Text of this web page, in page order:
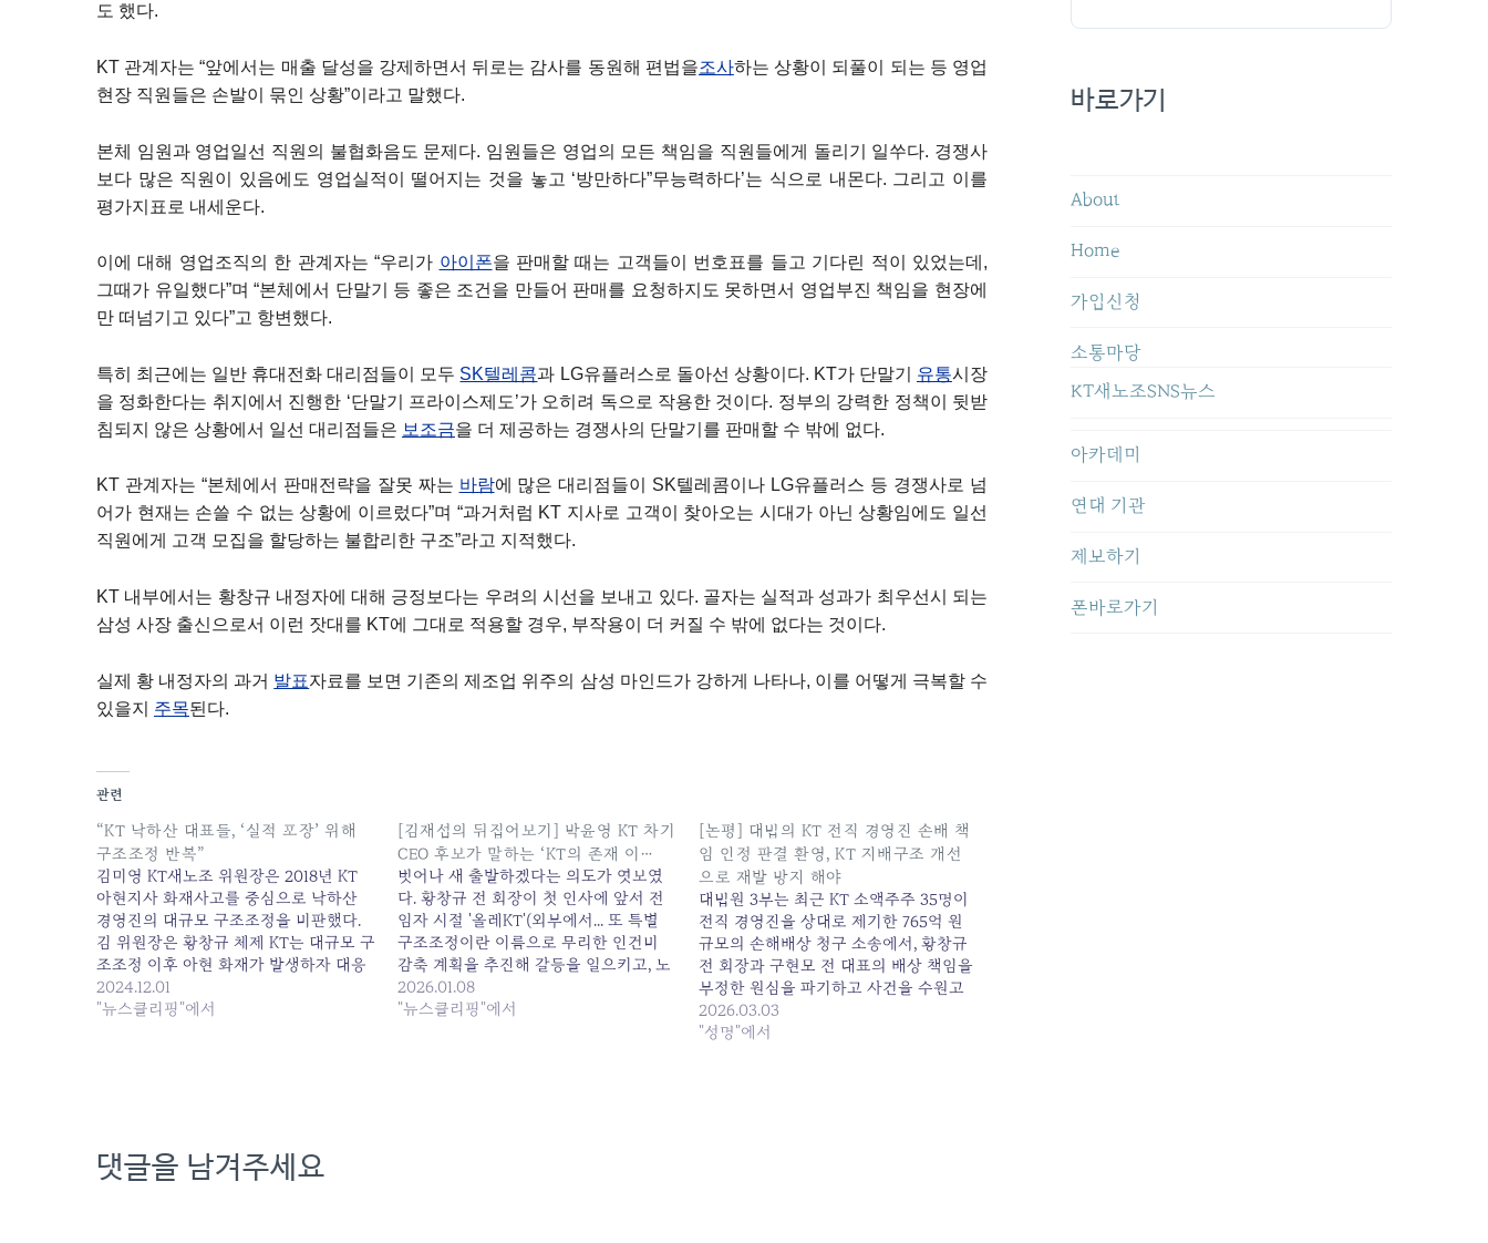
도 했다.
KT 관계자는 “앞에서는 매출 달성을 강제하면서 뒤로는 감사를 동원해 편법을조사하는 상황이 되풀이 되는 등 영업
현장 직원들은 손발이 묶인 상황”이라고 말했다.
본체 임원과 영업일선 직원의 불협화음도 문제다. 임원들은 영업의 모든 책임을 직원들에게 돌리기 일쑤다. 경쟁사
보다 많은 직원이 있음에도 영업실적이 떨어지는 것을 놓고 ‘방만하다”무능력하다’는 식으로 내몬다. 그리고 이를
평가지표로 내세운다.
이에 대해 영업조직의 한 관계자는 “우리가 아이폰을 판매할 때는 고객들이 번호표를 들고 기다린 적이 있었는데,
그때가 유일했다”며 “본체에서 단말기 등 좋은 조건을 만들어 판매를 요청하지도 못하면서 영업부진 책임을 현장에
만 떠넘기고 있다”고 항변했다.
특히 최근에는 일반 휴대전화 대리점들이 모두 SK텔레콤과 LG유플러스로 돌아선 상황이다. KT가 단말기 유통시장
을 정화한다는 취지에서 진행한 ‘단말기 프라이스제도’가 오히려 독으로 작용한 것이다. 정부의 강력한 정책이 뒷받
침되지 않은 상황에서 일선 대리점들은 보조금을 더 제공하는 경쟁사의 단말기를 판매할 수 밖에 없다.
KT 관계자는 “본체에서 판매전략을 잘못 짜는 바람에 많은 대리점들이 SK텔레콤이나 LG유플러스 등 경쟁사로 넘
어가 현재는 손쓸 수 없는 상황에 이르렀다”며 “과거처럼 KT 지사로 고객이 찾아오는 시대가 아닌 상황임에도 일선
직원에게 고객 모집을 할당하는 불합리한 구조”라고 지적했다.
KT 내부에서는 황창규 내정자에 대해 긍정보다는 우려의 시선을 보내고 있다. 골자는 실적과 성과가 최우선시 되는
삼성 사장 출신으로서 이런 잣대를 KT에 그대로 적용할 경우, 부작용이 더 커질 수 밖에 없다는 것이다.
실제 황 내정자의 과거 발표자료를 보면 기존의 제조업 위주의 삼성 마인드가 강하게 나타나, 이를 어떻게 극복할 수
있을지 주목된다.
관련
“KT 낙하산 대표들, ‘실적 포장’ 위해
구조조정 반복”
김미영 KT새노조 위원장은 2018년 KT
아현지사 화재사고를 중심으로 낙하산
경영진의 대규모 구조조정을 비판했다.
김 위원장은 황창규 체제 KT는 대규모 구
조조정 이후 아현 화재가 발생하자 대응
책으로 5G·AI 기술을... 원본 기사: "KT 낙
하산 대표들, '실적 포장' 위해 구조조정
2024.12.01
"뉴스클리핑"에서
[김재섭의 뒤집어보기] 박윤영 KT 차기
CEO 후보가 말하는 ‘KT의 존재 이…
벗어나 새 출발하겠다는 의도가 엿보였
다. 황창규 전 회장이 첫 인사에 앞서 전
임자 시절 '올레KT'(외부에서... 또 특별
구조조정이란 이름으로 무리한 인건비
감축 계획을 추진해 갈등을 일으키고, 노
조까지 곤혹스럽게... 원본 기사: [김재섭
의 뒤집어보기] 박윤영 KT 차기 CEO 후
2026.01.08
"뉴스클리핑"에서
[논평] 대법의 KT 전직 경영진 손배 책
임 인정 판결 환영, KT 지배구조 개선
으로 재발 방지 해야
대법원 3부는 최근 KT 소액주주 35명이
전직 경영진을 상대로 제기한 765억 원
규모의 손해배상 청구 소송에서, 황창규
전 회장과 구현모 전 대표의 배상 책임을
부정한 원심을 파기하고 사건을 수원고
법으로 환송하였다. 우리는 이번 대법원
판결을 적극 환영하며, 그 의미와 과제에
2026.03.03
"성명"에서
댓글을 남겨주세요
바로가기
About
Home
가입신청
소통마당
KT새노조SNS뉴스
아카데미
연대 기관
제보하기
폰바로가기